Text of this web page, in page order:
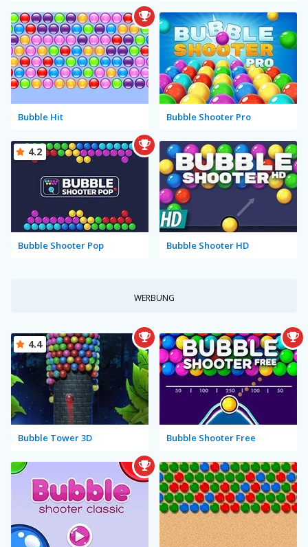
Bubble Hit Bubble Shooter Pro
Bubble Shooter Pop
4.2
Bubble Shooter HD
WERBUNG
Bubble Tower 3D
4.4
Bubble Shooter Free